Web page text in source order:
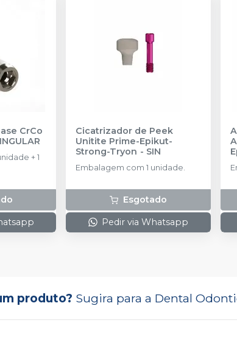
CrCo
+ 1
Cicatrizador de Peek
Unitite Prime-Epikut-
Strong-Tryon - SIN
Embalagem com 1 unidade.
Esgotado
Pedir via Whatsapp
produto? Sugira para a Dental